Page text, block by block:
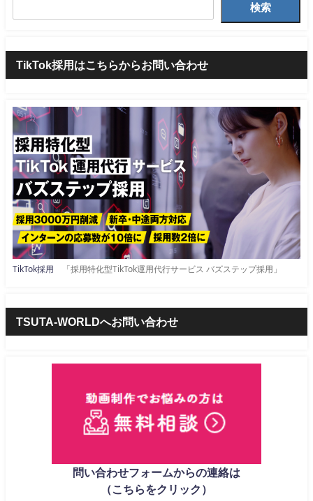
検索
TikTok採用はこちらからお問い合わせ
TikTok採用 「採用特化型TikTok運用代行サービス バズステップ採用」
TSUTA-WORLDへお問い合わせ
問い合わせフォームからの連絡は
（こちらをクリック）